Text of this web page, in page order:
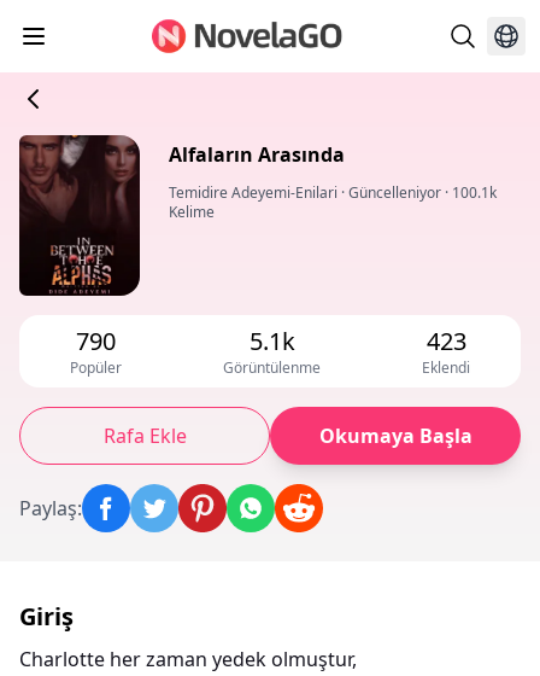
Alfaların Arasında
Temidire Adeyemi-Enilari ·Güncelleniyor · 100.1k
Kelime
790
Popüler
5.1k
Görüntülenme
423
Eklendi
Rafa Ekle Okumaya Başla
Paylaş:
Giriş
Charlotte her zaman yedek olmuştur,